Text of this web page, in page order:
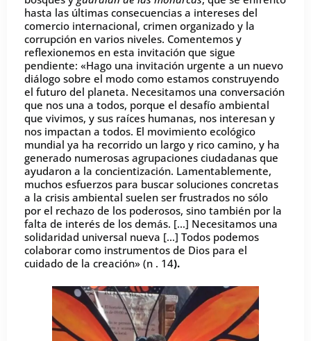
hasta las últimas consecuencias a intereses del
comercio internacional, crimen organizado y la
corrupción en varios niveles. Comentemos y
reflexionemos en esta invitación que sigue
pendiente: «Hago una invitación urgente a un nuevo
diálogo sobre el modo como estamos construyendo
el futuro del planeta. Necesitamos una conversación
que nos una a todos, porque el desafío ambiental
que vivimos, y sus raíces humanas, nos interesan y
nos impactan a todos. El movimiento ecológico
mundial ya ha recorrido un largo y rico camino, y ha
generado numerosas agrupaciones ciudadanas que
ayudaron a la concientización. Lamentablemente,
muchos esfuerzos para buscar soluciones concretas
a la crisis ambiental suelen ser frustrados no sólo
por el rechazo de los poderosos, sino también por la
falta de interés de los demás. […] Necesitamos una
solidaridad universal nueva […] Todos podemos
colaborar como instrumentos de Dios para el
cuidado de la creación» (n . 14).